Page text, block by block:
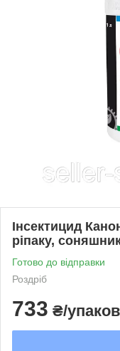
Інсектицид
ріпаку,
Готово до відправки
Роздріб
733 ₴/